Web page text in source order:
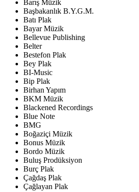
Barış Müzik
Başbakanlık B.Y.G.M.
Batı Plak
Bayar Müzik
Bellevue Publishing
Belter
Bestefon Plak
Bey Plak
BI-Music
Bip Plak
Birhan Yapım
BKM Müzik
Blackened Recordings
Blue Note
BMG
Boğaziçi Müzik
Bonus Müzik
Bordo Müzik
Buluş Prodüksiyon
Burç Plak
Çağdaş Plak
Çağlayan Plak